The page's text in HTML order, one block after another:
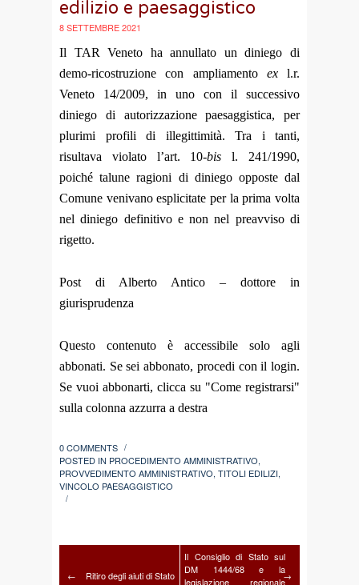
edilizio e paesaggistico
8 SETTEMBRE 2021
Il TAR Veneto ha annullato un diniego di
demo-ricostruzione con ampliamento exl.r.
Veneto 14/2009, in uno con il successivo
diniego di autorizzazione paesaggistica, per
plurimi profili di illegittimità. Tra i tanti,
risultava violato l’art. 10-bis l. 241/1990,
poiché talune ragioni di diniego opposte dal
Comune venivano esplicitate per la prima volta
nel diniego definitivo e non nel preavviso di
rigetto.
Post di Alberto Antico – dottore in
giurisprudenza
Questo contenuto è accessibile solo agli
abbonati. Se sei abbonato, procedi con il login.
Se vuoi abbonarti, clicca su "Come registrarsi"
sulla colonna azzurra a destra
0 COMMENTS /
POSTED IN PROCEDIMENTO AMMINISTRATIVO,
PROVVEDIMENTO AMMINISTRATIVO,TITOLI EDILIZI,
VINCOLO PAESAGGISTICO
/
← Ritiro degli aiuti di Stato
Il Consiglio di Stato sul
DM 1444/68 e la
legislazione regionale→